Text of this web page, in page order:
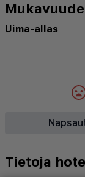
Uima-allas
Tietoja